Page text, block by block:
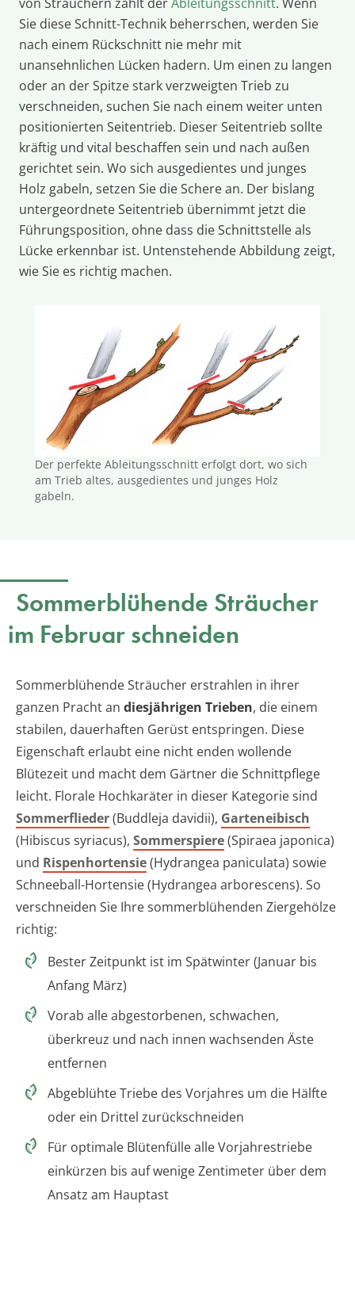
Sie diese Schnitt-Technik beherrschen, werden Sie
nach einem Rückschnitt nie mehr mit
unansehnlichen Lücken hadern. Um einen zu langen
oder an der Spitze stark verzweigten Trieb zu
verschneiden, suchen Sie nach einem weiter unten
positionierten Seitentrieb. Dieser Seitentrieb sollte
kräftig und vital beschaffen sein und nach außen
gerichtet sein. Wo sich ausgedientes und junges
Holz gabeln, setzen Sie die Schere an. Der bislang
untergeordnete Seitentrieb übernimmt jetzt die
Führungsposition, ohne dass die Schnittstelle als
Lücke erkennbar ist. Untenstehende Abbildung zeigt,
wie Sie es richtig machen.
Der perfekte Ableitungsschnitt erfolgt dort, wo sich
am Trieb altes, ausgedientes und junges Holz
gabeln.
Sommerblühende Sträucher
im Februar schneiden
Sommerblühende Sträucher erstrahlen in ihrer
ganzen Pracht an diesjährigen Trieben, die einem
stabilen, dauerhaften Gerüst entspringen. Diese
Eigenschaft erlaubt eine nicht enden wollende
Blütezeit und macht dem Gärtner die Schnittpflege
leicht. Florale Hochkaräter in dieser Kategorie sind
Sommerflieder(Buddleja davidii), Garteneibisch
(Hibiscus syriacus), Sommerspiere(Spiraea japonica)
und Rispenhortensie(Hydrangea paniculata) sowie
Schneeball-Hortensie (Hydrangea arborescens). So
verschneiden Sie Ihre sommerblühenden Ziergehölze
richtig:
Bester Zeitpunkt ist im Spätwinter (Januar bis
Anfang März)
Vorab alle abgestorbenen, schwachen,
überkreuz und nach innen wachsenden Äste
entfernen
Abgeblühte Triebe des Vorjahres um die Hälfte
oder ein Drittel zurückschneiden
Für optimale Blütenfülle alle Vorjahrestriebe
einkürzen bis auf wenige Zentimeter über dem
Ansatz am Hauptast